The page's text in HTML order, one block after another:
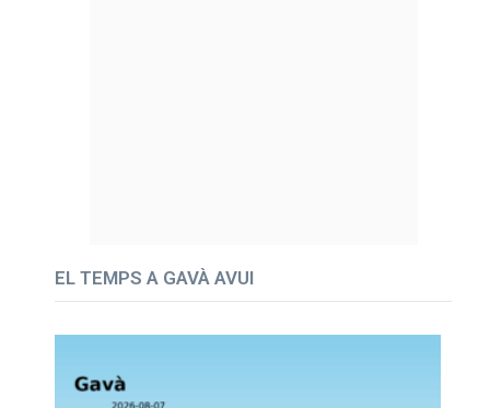
EL TEMPS A GAVÀ AVUI